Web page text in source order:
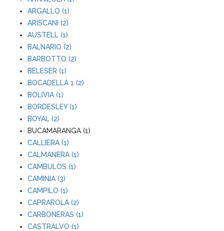
ARGALLO (1)
ARISCANI (2)
AUSTELL (1)
BALNARIO (2)
BARBOTTO (2)
BELESER (1)
BOCADELLA 1 (2)
BOLIVIA (1)
BORDESLEY (1)
BOYAL (2)
BUCAMARANGA (1)
CALLIERA (1)
CALMANERA (1)
CAMBULOS (1)
CAMINIA (3)
CAMPILO (1)
CAPRAROLA (2)
CARBONERAS (1)
CASTRALVO (1)